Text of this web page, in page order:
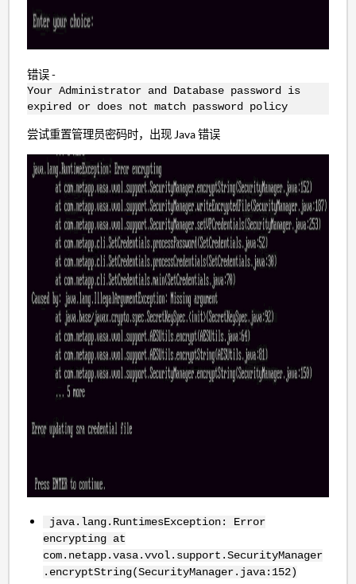
错误 -
Your Administrator and Database password is
expired or does not match password policy
尝试重置管理员密码时，出现 Java 错误
java.lang.RuntimesException: Error
encrypting at
com.netapp.vasa.vvol.support.SecurityManager
.encryptString(SecurityManager.java:152)